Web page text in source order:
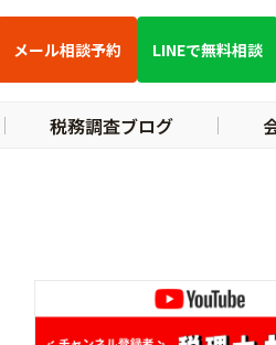
メール相談予約 LINEで無料相談
税務調査ブログ